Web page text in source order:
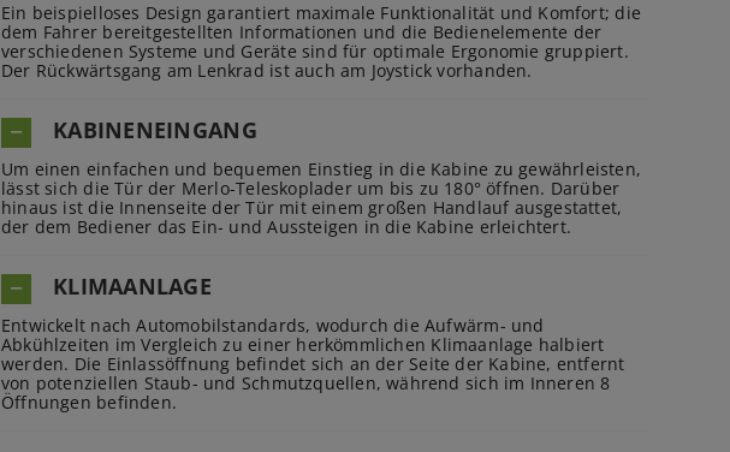
Ein beispielloses Design garantiert maximale Funktionalität und Komfort; die
dem Fahrer bereitgestellten Informationen und die Bedienelemente der
verschiedenen Systeme und Geräte sind für optimale Ergonomie gruppiert.
Der Rückwärtsgang am Lenkrad ist auch am Joystick vorhanden.
KABINENEINGANG
Um einen einfachen und bequemen Einstieg in die Kabine zu gewährleisten,
lässt sich die Tür der Merlo-Teleskoplader um bis zu 180° öffnen. Darüber
hinaus ist die Innenseite der Tür mit einem großen Handlauf ausgestattet,
der dem Bediener das Ein- und Aussteigen in die Kabine erleichtert.
KLIMAANLAGE
Entwickelt nach Automobilstandards, wodurch die Aufwärm- und
Abkühlzeiten im Vergleich zu einer herkömmlichen Klimaanlage halbiert
werden. Die Einlassöffnung befindet sich an der Seite der Kabine, entfernt
von potenziellen Staub- und Schmutzquellen, während sich im Inneren 8
Öffnungen befinden.